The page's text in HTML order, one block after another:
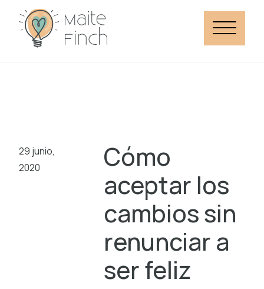
29 junio,
2020
Cómo
aceptar los
cambios sin
renunciar a
ser feliz